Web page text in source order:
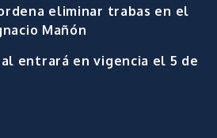
eliminar trabas en el
Mañón
entrará en vigencia el 5 de